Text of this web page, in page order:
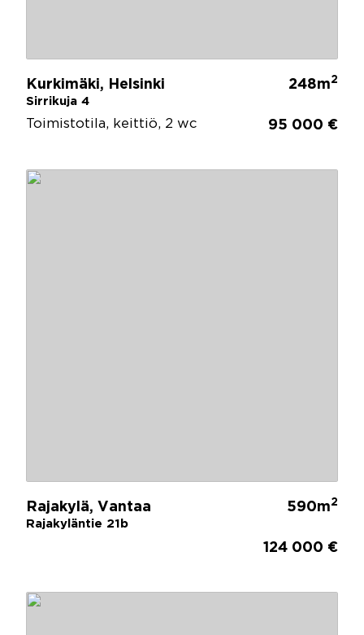
Kurkimäki, Helsinki
Sirrikuja 4
248m2
Toimistotila, keittiö, 2 wc 95 000 €
Rajakylä, Vantaa
Rajakyläntie 21b
590m2
124 000 €